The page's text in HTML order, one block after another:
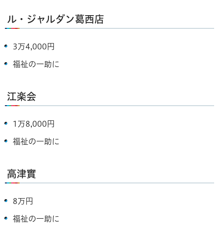
ル・ジャルダン葛西店
3万4,000円
福祉の一助に
江楽会
1万8,000円
福祉の一助に
高津實
8万円
福祉の一助に